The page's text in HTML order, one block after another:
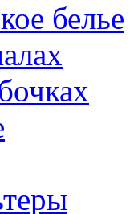
белье